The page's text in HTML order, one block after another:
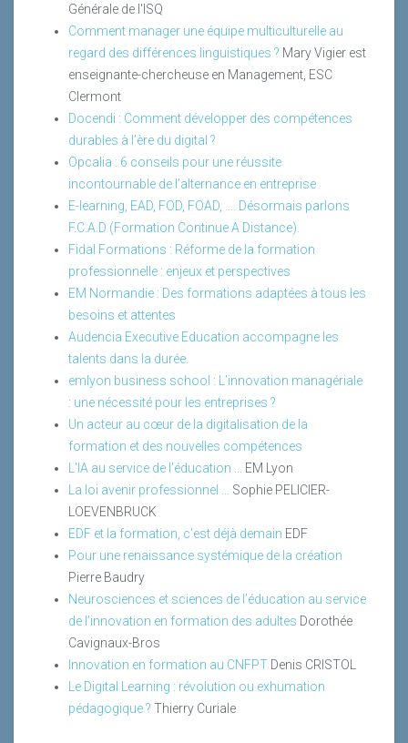
Générale de l'ISQ
Comment manager une équipe multiculturelle au
regard des différences linguistiques ? Mary Vigier est
enseignante-chercheuse en Management, ESC
Clermont
Docendi : Comment développer des compétences
durables à l’ère du digital ?
Opcalia : 6 conseils pour une réussite
incontournable de l’alternance en entreprise
E-learning, EAD, FOD, FOAD, …. Désormais parlons
F.C.A.D (Formation Continue A Distance).
Fidal Formations : Réforme de la formation
professionnelle : enjeux et perspectives
EM Normandie : Des formations adaptées à tous les
besoins et attentes
Audencia Executive Education accompagne les
talents dans la durée.
emlyon business school : L’innovation managériale
: une nécessité pour les entreprises ?
Un acteur au cœur de la digitalisation de la
formation et des nouvelles compétences
L'IA au service de l'éducation ... EM Lyon
La loi avenir professionnel ...
Sophie PELICIER-
LOEVENBRUCK
EDF et la formation, c'est déjà demain EDF
Pour une renaissance systémique de la création
Pierre Baudry
Neurosciences et sciences de l’éducation au service
de l’innovation en formation des adultes Dorothée
Cavignaux-Bros
Innovation en formation au CNFPT Denis CRISTOL
Le Digital Learning : révolution ou exhumation
pédagogique ? Thierry Curiale